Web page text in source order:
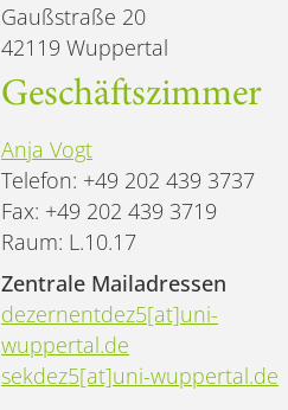
Gaußstraße 20
42119 Wuppertal
Geschäftszimmer
Anja Vogt
Telefon: +49 202 439 3737
Fax: +49 202 439 3719
Raum: L.10.17
Zentrale Mailadressen
dezernentdez5[at]uni-
wuppertal.de
sekdez5[at]uni-wuppertal.de